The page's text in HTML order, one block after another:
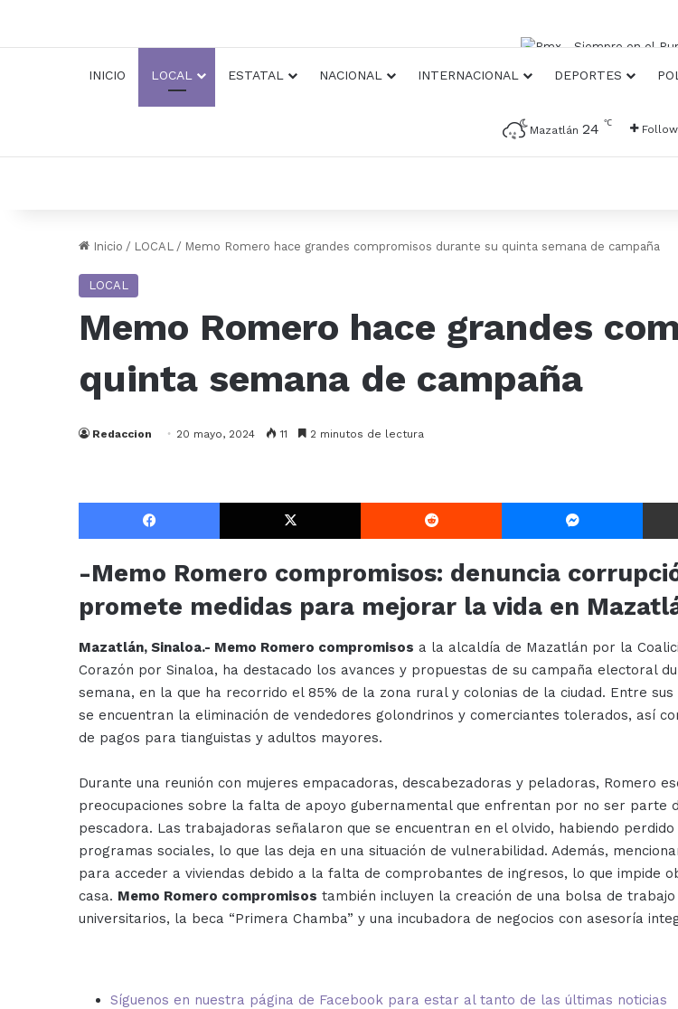
INICIO LOCAL ESTATAL NACIONAL INTERNACIONAL DEPORTES
Mazatlán 24 ℃ Follow
Inicio / LOCAL / Memo Romero hace grandes compromisos durante su quinta semana de campaña
LOCAL
Memo Romero hace grandes
quinta semana de campaña
Redaccion 20 mayo, 2024 11 2 minutos de lectura
Facebook X Reddit
-Memo Romero compromisos: denuncia
promete medidas para mejorar la vida en
Mazatlán, Sinaloa.- Memo Romero compromisos a la alcaldía de Mazatlán por la
Corazón por Sinaloa, ha destacado los avances y propuestas de su campaña electoral
semana, en la que ha recorrido el 85% de la zona rural y colonias de la ciudad. Entre sus
se encuentran la eliminación de vendedores golondrinos y comerciantes tolerados, así
de pagos para tianguistas y adultos mayores.
Durante una reunión con mujeres empacadoras, descabezadoras y peladoras, Romero
preocupaciones sobre la falta de apoyo gubernamental que enfrentan por no ser parte
pescadora. Las trabajadoras señalaron que se encuentran en el olvido, habiendo perdido
programas sociales, lo que las deja en una situación de vulnerabilidad. Además,
para acceder a viviendas debido a la falta de comprobantes de ingresos, lo que impide
casa. Memo Romero compromisos también incluyen la creación de una bolsa de
universitarios, la beca “Primera Chamba” y una incubadora de negocios con asesoría
Síguenos en nuestra página de Facebook para estar al tanto de las últimas noticias